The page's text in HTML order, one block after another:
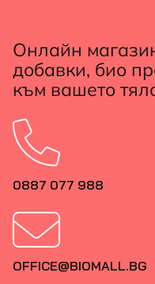
Онлайн
добавки, био
към вашето
0887 077 988
OFFICE@BIOMALL.BG